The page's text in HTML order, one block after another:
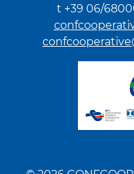
t +39 06/